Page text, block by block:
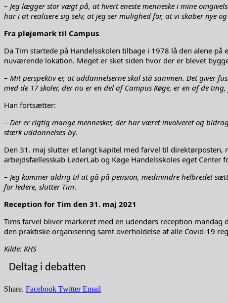
– Jeg lægger stor vægt på, at hvert eneste menneske i mine
har i at realisere sig selv, at jeg ser mulighed for, at vi skaber nye
Fra pløjemark til Campus
Da Tim startede på Handelsskolen tilbage i 1978 lå den alene
nuværende lokation. Meget er sket siden hvor der er blevet
– Mit perspektiv er, at uddannelserne skal stå sammen. Det giver
med de 17 skoler, der nu er en del af Campus Køge, er en af de
Han fortsætter:
– Der er rigtig mange mennesker, der har været involveret og
stærk uddannelses-by.
Den 31. maj slutter et langt kapitel med farvel til
arbejdsfællesskab LederLab og Køge Handelsskoles eget
– Jeg kommer aldrig til at gå på pension, medmindre helbredet
for ledere, slutter Tim.
Reception for Tim den 31. maj 2021
Tims farvel bliver markeret med en udendørs reception
den praktiske organisering samt overholdelse af alle Covid-19
Kilde: KHS
Deltag i debatten
Share. Facebook Twitter Email